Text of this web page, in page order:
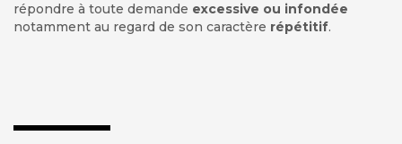
répondre à toute demande excessive ou infondée
notamment au regard de son caractère répétitif.